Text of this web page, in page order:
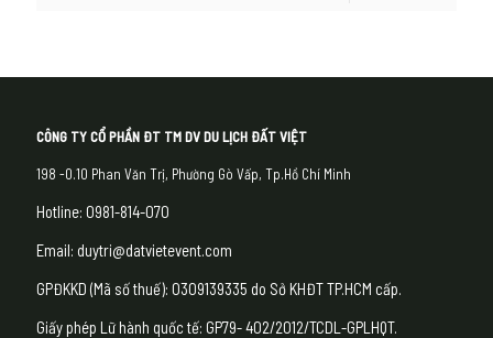
CÔNG TY CỔ PHẦN ĐT TM DV DU LỊCH ĐẤT VIỆT
198 -0.10 Phan Văn Trị, Phường Gò Vấp, Tp.Hồ Chí Minh
Hotline: 0981-814-070
Email: duytri@datvietevent.com
GPĐKKD (Mã số thuế): 0309139335 do Sở KHĐT TP.HCM cấp.
Giấy phép Lữ hành quốc tế: GP79- 402/2012/TCDL-GPLHQT.